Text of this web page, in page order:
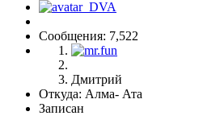
Сообщения: 7,522
Дмитрий
Откуда: Алма- Ата
Записан